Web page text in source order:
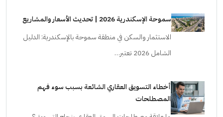
سموحة الإسكندرية 2026 | تحديث الأسعار والمشاريع
الاستثمار والسكن في منطقة سموحة بالإسكندرية: الدليل
الشامل 2026 تعتبر…
أخطاء التسويق العقاري الشائعة بسبب سوء فهم
المصطلحات